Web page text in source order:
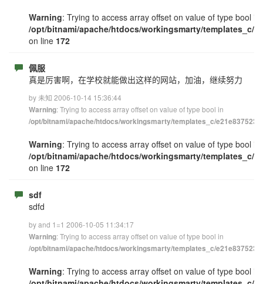
Warning: Trying to access array offset on value of type bool in
/opt/bitnami/apache/htdocs/workingsmarty/templates_c/
on line 172
佩服
真是厉害啊，在学校就能做出这样的网站，加油，继续努力
by 未知 2006-10-14 15:36:44
Warning: Trying to access array offset on value of type bool in
/opt/bitnami/apache/htdocs/workingsmarty/templates_c/
Warning: Trying to access array offset on value of type bool in
/opt/bitnami/apache/htdocs/workingsmarty/templates_c/
on line 172
sdf
sdfd
by and 1=1 2006-10-05 11:34:17
Warning: Trying to access array offset on value of type bool in
/opt/bitnami/apache/htdocs/workingsmarty/templates_c/
Warning: Trying to access array offset on value of type bool in